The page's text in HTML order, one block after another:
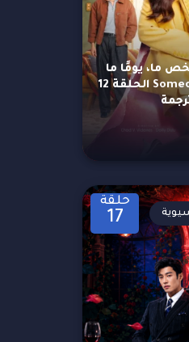
ما، يومًا ما
Someone, Someday الحلقة 12
حلقة
17